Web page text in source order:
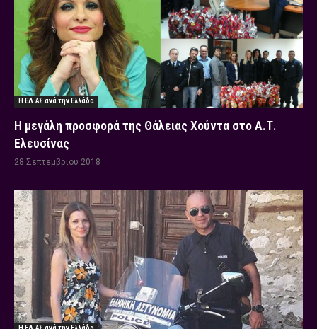
Η ΕΛ.ΑΣ ανά την Ελλάδα
Η μεγάλη προσφορά της Θάλειας Χούντα στο Α.Τ.
Ελευσίνας
28 Σεπτεμβρίου 2018